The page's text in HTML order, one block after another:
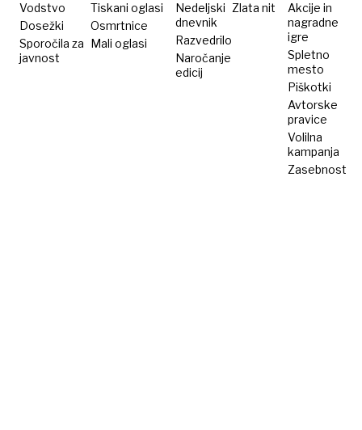
Vodstvo
Dosežki
Sporočila za
javnost
Tiskani oglasi
Osmrtnice
Mali oglasi
Nedeljski
dnevnik
Razvedrilo
Naročanje
edicij
Zlata nit
Akcije in
nagradne
igre
Spletno
mesto
Piškotki
Avtorske
pravice
Volilna
kampanja
Zasebnost